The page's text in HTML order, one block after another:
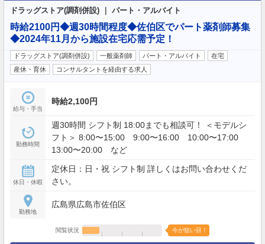
ドラッグストア(調剤併設) ｜ パート・アルバイト
時給2100円◆週30時間程度◆佐伯区でパート薬剤師募集
◆2024年11月から施設在宅応需予定！
ドラッグストア(調剤併設) 一般薬剤師 パート・アルバイト
在宅
産休・育休
コンサルタントを経由する求人
給与・手当
時給2,100円
勤務時間
週30時間 シフト制 18:00までも相談可！ ＜モデルシ
フト＞ 8:00〜15:00 9:00〜16:00 10:00〜17:00
13:00〜20:00 など
休日・休暇
定休日：日・祝 シフト制 詳しくはお問い合わせくだ
さい。
勤務地
広島県広島市佐伯区
閲覧状況 今が狙い目！